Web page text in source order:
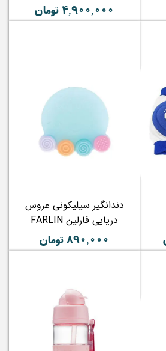
۴,۹۰۰,۰۰۰ تومان
دندانگیر سیلیکونی عروس
دریایی فارلین FARLIN
۸۹۰,۰۰۰ تومان